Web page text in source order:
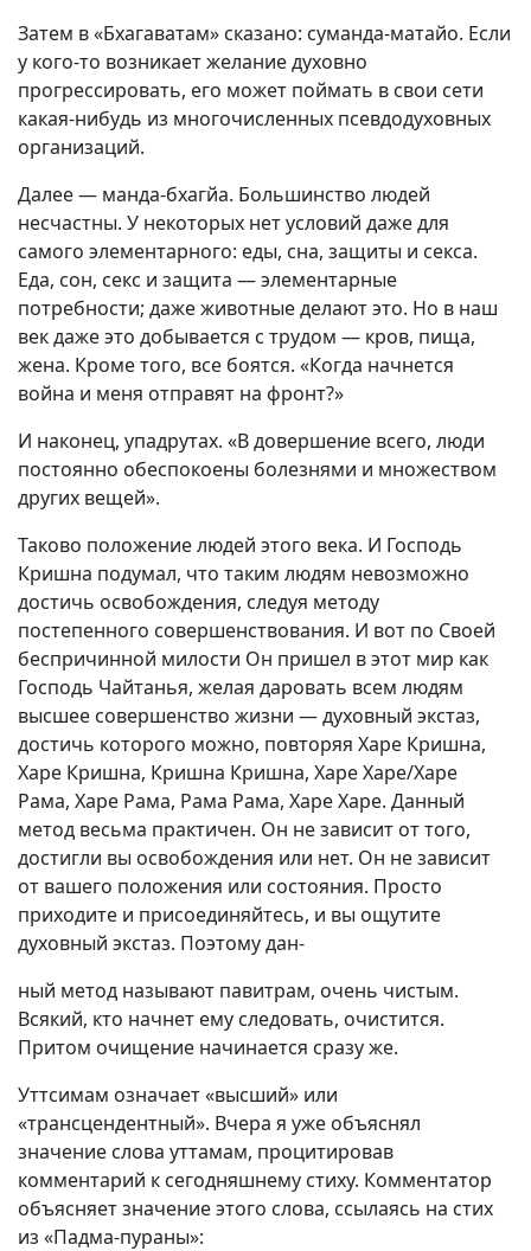
Затем в «Бхагаватам» сказано: суманда-матайо. Если
у кого-то возникает желание духовно
прогрессировать, его может поймать в свои сети
какая-нибудь из многочисленных псевдодуховных
организаций.
Далее — манда-бхагйа. Большинство людей
несчастны. У некоторых нет условий даже для
самого элементарного: еды, сна, защиты и секса.
Еда, сон, секс и защита — элементарные
потребности; даже животные делают это. Но в наш
век даже это добывается с трудом — кров, пища,
жена. Кроме того, все боятся. «Когда начнется
война и меня отправят на фронт?»
И наконец, упадрутах. «В довершение всего, люди
постоянно обеспокоены болезнями и множеством
других вещей».
Таково положение людей этого века. И Господь
Кришна подумал, что таким людям невозможно
достичь освобождения, следуя методу
постепенного совершенствования. И вот по Своей
беспричинной милости Он пришел в этот мир как
Господь Чайтанья, желая даровать всем людям
высшее совершенство жизни — духовный экстаз,
достичь которого можно, повторяя Харе Кришна,
Харе Кришна, Кришна Кришна, Харе Харе/Харе
Рама, Харе Рама, Рама Рама, Харе Харе. Данный
метод весьма практичен. Он не зависит от того,
достигли вы освобождения или нет. Он не зависит
от вашего положения или состояния. Просто
приходите и присоединяйтесь, и вы ощутите
духовный экстаз. Поэтому дан-
ный метод называют павитрам, очень чистым.
Всякий, кто начнет ему следовать, очистится.
Притом очищение начинается сразу же.
Уттсимам означает «высший» или
«трансцендентный». Вчера я уже объяснял
значение слова уттамам, процитировав
комментарий к сегодняшнему стиху. Комментатор
объясняет значение этого слова, ссылаясь на стих
из «Падма-пураны»: